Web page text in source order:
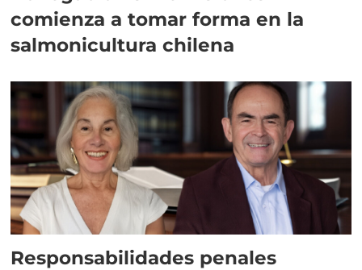
comienza a tomar forma en la
salmonicultura chilena
Responsabilidades penales